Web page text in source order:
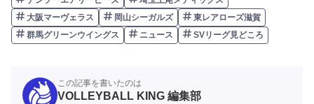
大阪マーヴェラス
岡山シーガルズ
東レアローズ滋賀
群馬グリーンウイングス
ニュース SVリーグ見どころ
この記事を書いたのは
VOLLEYBALL KING 編集部